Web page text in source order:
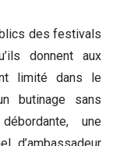
des festivals
donnent aux
limité dans le
butinage sans
une